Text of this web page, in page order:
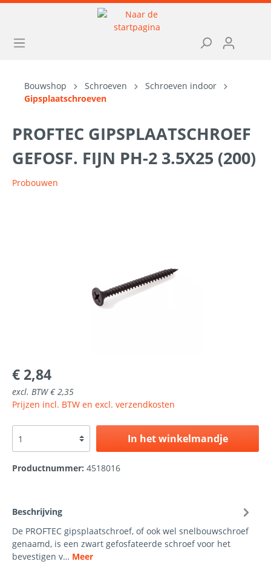
Bouwshop Schroeven
Schroeven indoor
Gipsplaatschroeven
PROFTEC GIPSPLAATSCHROEF
GEFOSF. FIJN PH-2 3.5X25 (200)
Probouwen
€ 2,84
excl. BTW € 2,35
Prijzen incl. BTW en excl. verzendkosten
In het winkelmandje
Productnummer: 4518016
Beschrijving
De PROFTEC gipsplaatschroef, of ook wel snelbouwschroef
genaamd, is een zwart gefosfateerde schroef voor het
bevestigen v… Meer